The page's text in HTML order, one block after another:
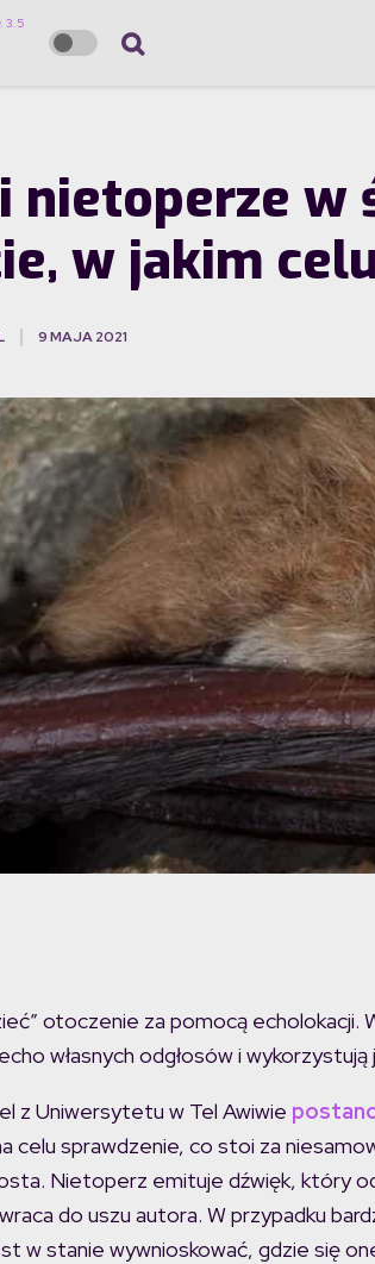
nietoperze w
w jakim
9 MAJA 2021
otoczenie za pomocą echolokacji.
własnych odgłosów i
z Uniwersytetu w Tel Awiwie
celu sprawdzenie, co stoi za
Nietoperz emituje dźwięk, który
do uszu autora. W przypadku
w stanie wywnioskować, gdzie się